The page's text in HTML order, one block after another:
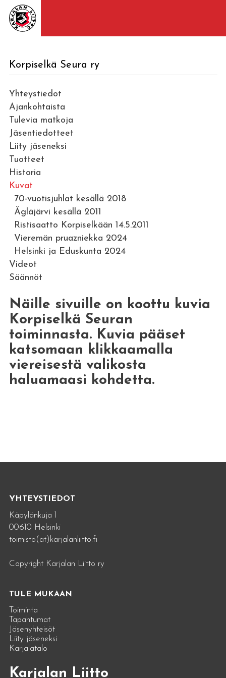
Korpiselkä Seura ry
Yhteystiedot
Ajankohtaista
Tulevia matkoja
Jäsentiedotteet
Liity jäseneksi
Tuotteet
Historia
Kuvat
70-vuotisjuhlat kesällä 2018
Ägläjärvi kesällä 2011
Ristisaatto Korpiselkään 14.5.2011
Vieremän pruazniekka 2024
Helsinki ja Eduskunta 2024
Videot
Säännöt
Näille sivuille on koottu kuvia
Korpiselkä Seuran
toiminnasta. Kuvia pääset
katsomaan klikkaamalla
viereisestä valikosta
haluamaasi kohdetta.
YHTEYSTIEDOT
Käpylänkuja 1
00610 Helsinki
toimisto(at)karjalanliitto.fi
Copyright Karjalan Liitto ry
TULE MUKAAN
Toiminta
Tapahtumat
Jäsenyhteisöt
Liity jäseneksi
Karjalatalo
Karjalan Liitto